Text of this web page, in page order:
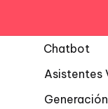
Chatbot
Asistentes